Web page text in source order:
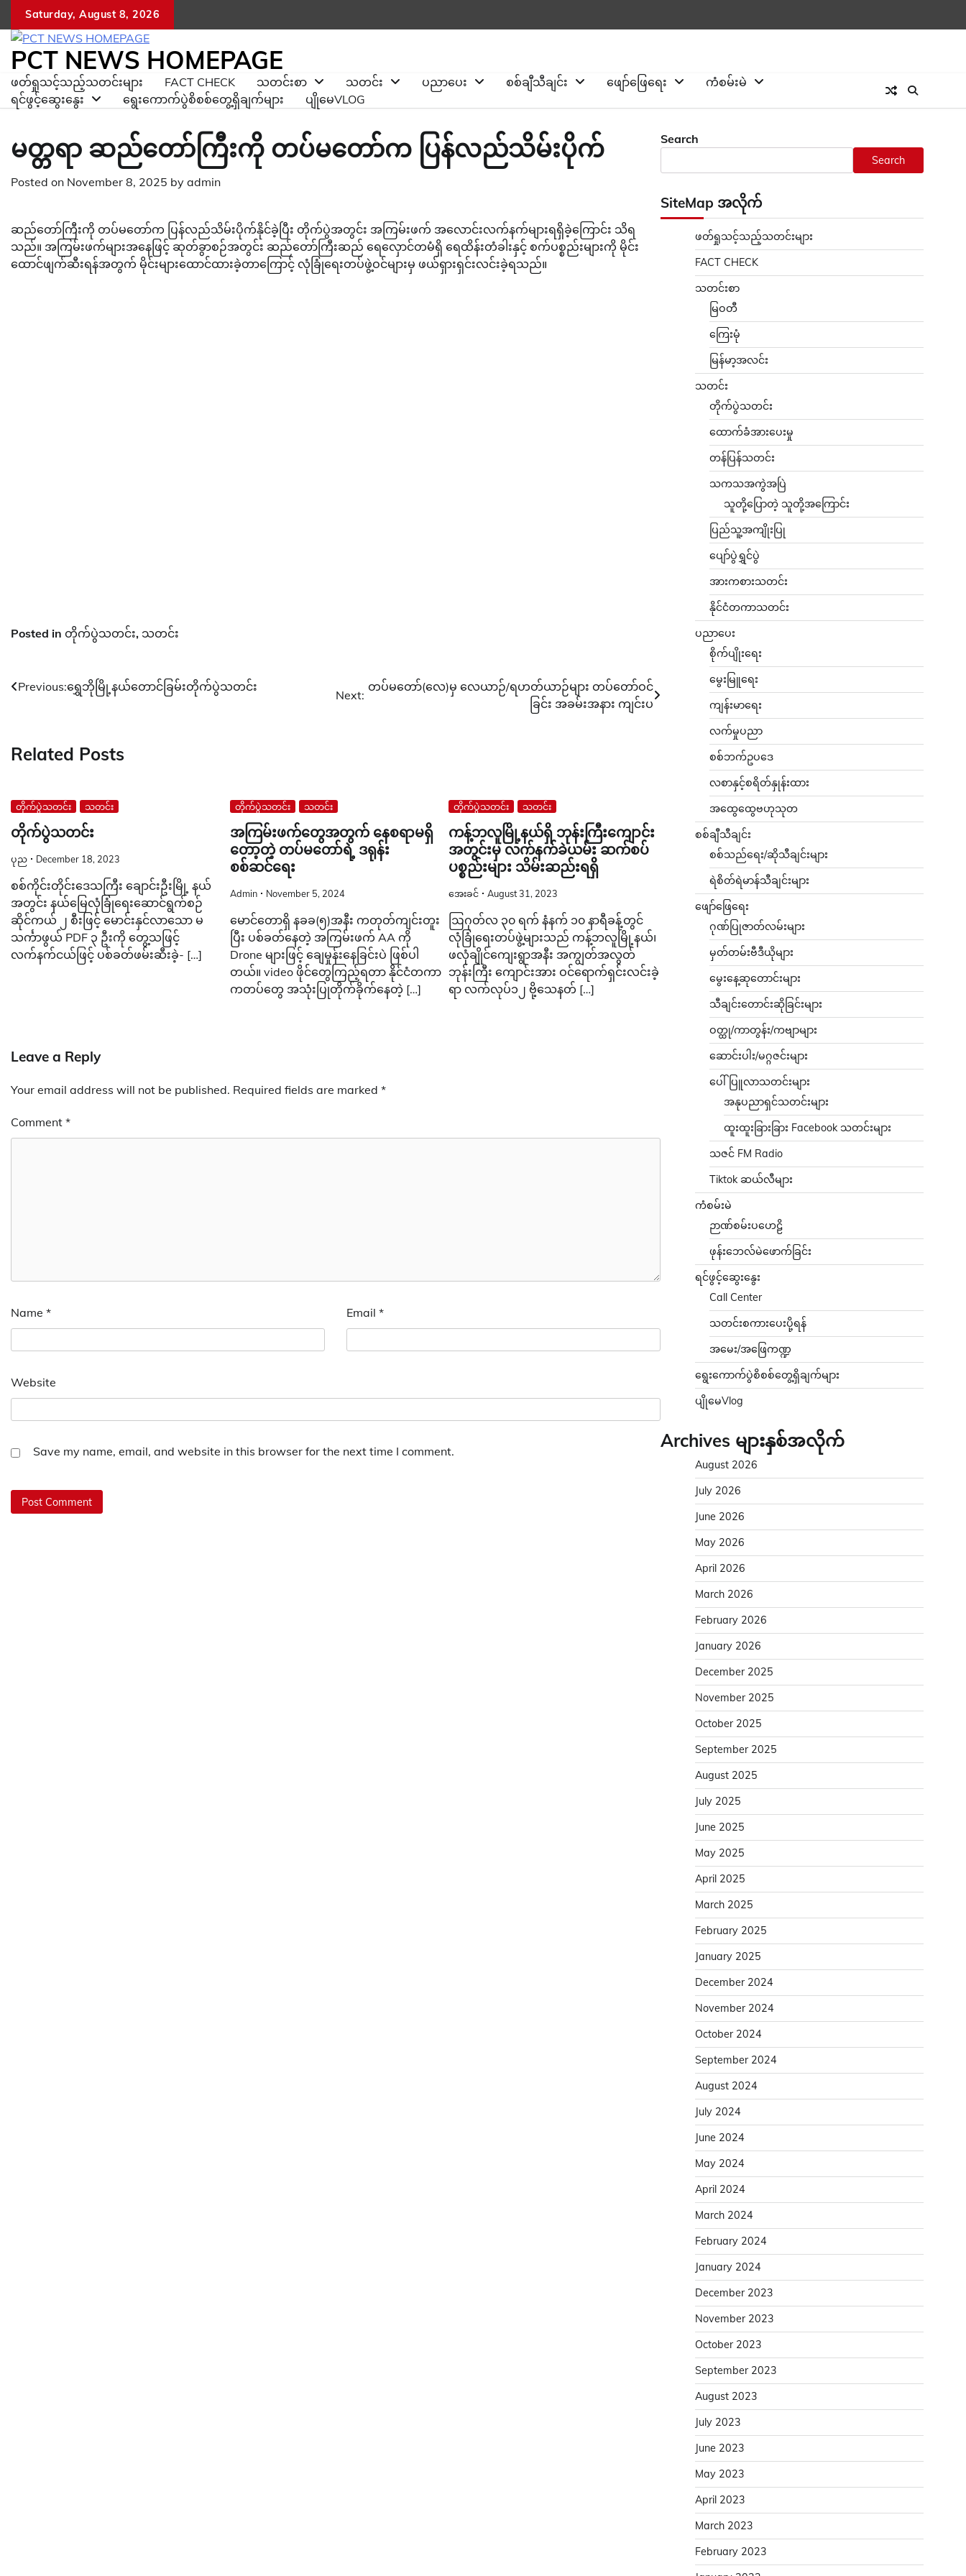
content
Saturday, August 8, 2026
PCT NEWS HOMEPAGE
ဖတ်ရှုသင့်သည့်သတင်းများ FACT CHECK သတင်းစာ သတင်း ပညာပေး စစ်ချီသီချင်း ဖျော်ဖြေရေး
ကံစမ်းမဲ
ရင်ဖွင့်ဆွေးနွေး
ရွေးကောက်ပွဲစိစစ်တွေ့ရှိချက်များ ပျိုမေVLOG
မတ္တရာ ဆည်တော်ကြီးကို တပ်မတော်က ပြန်လည်သိမ်းပိုက်
Posted on November 8, 2025 by admin
ဆည်တော်ကြီးကို တပ်မတော်က ပြန်လည်သိမ်းပိုက်နိုင်ခဲ့ပြီး တိုက်ပွဲအတွင်း အကြမ်းဖက် အလောင်းလက်နက်များရရှိခဲ့ကြောင်း သိရ
သည်။ အကြမ်းဖက်များအနေဖြင့် ဆုတ်ခွာစဉ်အတွင်း ဆည်တော်ကြီးဆည် ရေလှောင်တမံရှိ ရေထိန်းတံခါးနှင့် စက်ပစ္စည်းများကို မိုင်း
ထောင်ဖျက်ဆီးရန်အတွက် မိုင်းများထောင်ထားခဲ့တာကြောင့် လုံခြုံရေးတပ်ဖွဲ့ဝင်များမှ ဖယ်ရှားရှင်းလင်းခဲ့ရသည်။
Posted in တိုက်ပွဲသတင်း, သတင်း
Post
Previous:ရွှေဘိုမြို့နယ်တောင်ခြမ်းတိုက်ပွဲသတင်း
Next:
တပ်မတော်(လေ)မှ လေယာဉ်/ရဟတ်ယာဉ်များ တပ်တော်ဝင်
ခြင်း အခမ်းအနား ကျင်းပ
Related Posts
တိုက်ပွဲသတင်း သတင်း
တိုက်ပွဲသတင်း
ပုည December 18, 2023
စစ်ကိုင်းတိုင်းဒေသကြီး ချောင်းဦးမြို့ နယ်
အတွင်း နယ်မြေလုံခြုံရေးဆောင်ရွက်စဉ်
ဆိုင်ကယ် ၂ စီးဖြင့် မောင်းနှင်လာသော မ
သင်္ကာဖွယ် PDF ၃ ဦးကို တွေ့သဖြင့်
လက်နက်ငယ်ဖြင့် ပစ်ခတ်ဖမ်းဆီးခဲ့- […]
တိုက်ပွဲသတင်း သတင်း
အကြမ်းဖက်တွေအတွက် နေစရာမရှိ
တော့တဲ့ တပ်မတော်ရဲ့ ဒရုန်း
စစ်ဆင်ရေး
Admin November 5, 2024
မောင်တောရှိ နခခ(၅)အနီး ကတုတ်ကျင်းတူး
ပြီး ပစ်ခတ်နေတဲ့ အကြမ်းဖက် AA ကို
Drone များဖြင့် ချေမှုန်းနေခြင်းပဲ ဖြစ်ပါ
တယ်။ video ဖိုင်တွေကြည့်ရတာ နိုင်ငံတကာ
ကတပ်တွေ အသုံးပြုတိုက်ခိုက်နေတဲ့ […]
တိုက်ပွဲသတင်း သတင်း
ကန့်ဘလူမြို့နယ်ရှိ ဘုန်းကြီးကျောင်း
အတွင်းမှ လက်နက်ခဲယမ်း ဆက်စပ်
ပစ္စည်းများ သိမ်းဆည်းရရှိ
အေးခင် August 31, 2023
ဩဂုတ်လ ၃၀ ရက် နံနက် ၁၀ နာရီခန့်တွင်
လုံခြုံရေးတပ်ဖွဲ့များသည် ကန့်ဘလူမြို့နယ်၊
ဖလုံချိုင်ကျေးရွာအနီး အကျွတ်အလွတ်
ဘုန်းကြီး ကျောင်းအား ဝင်ရောက်ရှင်းလင်းခဲ့
ရာ လက်လုပ်၁၂ ဗို့သေနတ် […]
Leave a Reply
Your email address will not be published. Required fields are marked *
Comment *
Name * Email *
Website
Save my name, email, and website in this browser for the next time I comment.
Search
Search
SiteMap အလိုက်
ဖတ်ရှုသင့်သည့်သတင်းများ
FACT CHECK
သတင်းစာ
မြဝတီ
ကြေးမုံ
မြန်မာ့အလင်း
သတင်း
တိုက်ပွဲသတင်း
ထောက်ခံအားပေးမှု
တန်ပြန်သတင်း
သကသအကွဲအပြဲ
သူတို့ပြောတဲ့ သူတို့အကြောင်း
ပြည်သူ့အကျိုးပြု
ပျော်ပွဲရွှင်ပွဲ
အားကစားသတင်း
နိုင်ငံတကာသတင်း
ပညာပေး
စိုက်ပျိုးရေး
မွေးမြူရေး
ကျန်းမာရေး
လက်မှုပညာ
စစ်ဘက်ဥပဒေ
လစာနှင့်စရိတ်နှုန်းထား
အထွေထွေဗဟုသုတ
စစ်ချီသီချင်း
စစ်သည်ရေး/ဆိုသီချင်းများ
ရဲစိတ်ရဲမာန်သီချင်းများ
ဖျော်ဖြေရေး
ဂုဏ်ပြုဇာတ်လမ်းများ
မှတ်တမ်းဗီဒီယိုများ
မွေးနေ့ဆုတောင်းများ
သီချင်းတောင်းဆိုခြင်းများ
ဝတ္ထု/ကာတွန်း/ကဗျာများ
ဆောင်းပါး/မဂ္ဂဇင်းများ
ပေါ်ပြူလာသတင်းများ
အနုပညာရှင်သတင်းများ
ထူးထူးခြားခြား Facebook သတင်းများ
သဇင် FM Radio
Tiktok ဆယ်လီများ
ကံစမ်းမဲ
ဉာဏ်စမ်းပဟေဠိ
ဖုန်းဘေလ်မဲဖောက်ခြင်း
ရင်ဖွင့်ဆွေးနွေး
Call Center
သတင်းစကားပေးပို့ရန်
အမေး/အဖြေကဏ္ဍ
ရွေးကောက်ပွဲစိစစ်တွေ့ရှိချက်များ
ပျိုမေVlog
Archives များနှစ်အလိုက်
August 2026
July 2026
June 2026
May 2026
April 2026
March 2026
February 2026
January 2026
December 2025
November 2025
October 2025
September 2025
August 2025
July 2025
June 2025
May 2025
April 2025
March 2025
February 2025
January 2025
December 2024
November 2024
October 2024
September 2024
August 2024
July 2024
June 2024
May 2024
April 2024
March 2024
February 2024
January 2024
December 2023
November 2023
October 2023
September 2023
August 2023
July 2023
June 2023
May 2023
April 2023
March 2023
February 2023